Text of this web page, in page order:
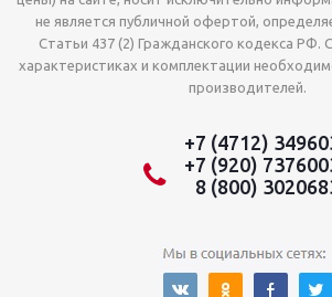
не является публичной офертой,
Статьи 437 (2) Гражданского кодекса РФ.
характеристиках и комплектации
производителей.
+7 (4712)
+7 (920)
8 (800)